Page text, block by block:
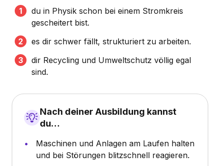
du in Physik schon bei einem Stromkreis
gescheitert bist.
es dir schwer fällt, strukturiert zu arbeiten.
dir Recycling und Umweltschutz völlig egal
sind.
Nach deiner Ausbildung kannst
du…
Maschinen und Anlagen am Laufen halten
und bei Störungen blitzschnell reagieren.